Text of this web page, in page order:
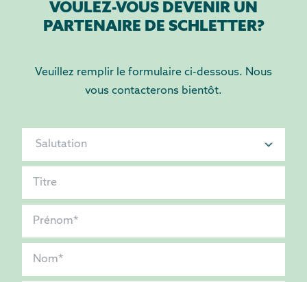
VOULEZ-VOUS DEVENIR UN
PARTENAIRE DE SCHLETTER?
Veuillez remplir le formulaire ci-dessous. Nous
vous contacterons bientôt.